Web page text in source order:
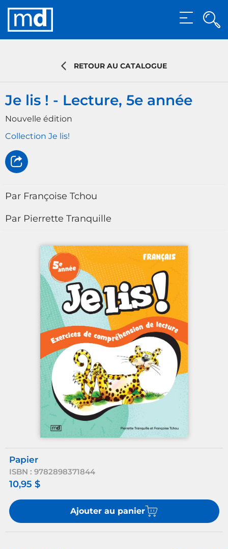
MENU
RETOUR AU CATALOGUE
Je lis ! - Lecture, 5e année
Nouvelle édition
Collection Je lis!
Par Françoise Tchou
Par Pierrette Tranquille
Papier
ISBN : 9782898371844
10,95 $
Ajouter au panier